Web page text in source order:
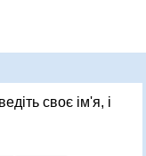
своє ім'я, і